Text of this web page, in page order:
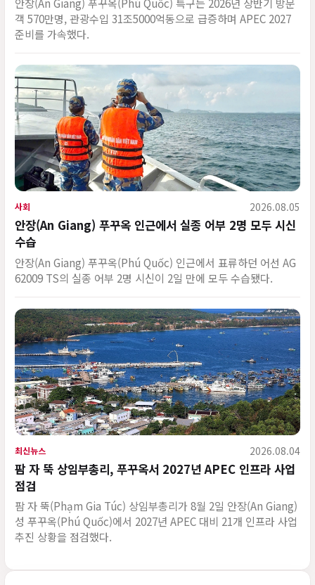
객 570만명, 관광수입 31조5000억동으로 급증하며 APEC 2027
준비를 가속했다.
사회 2026.08.05
안장(An Giang) 푸꾸옥 인근에서 실종 어부 2명 모두 시신
수습
안장(An Giang) 푸꾸옥(Phú Quốc) 인근에서 표류하던 어선 AG
62009 TS의 실종 어부 2명 시신이 2일 만에 모두 수습됐다.
최신뉴스 2026.08.04
팜 자 뚝 상임부총리, 푸꾸옥서 2027년 APEC 인프라 사업
점검
팜 자 뚝(Phạm Gia Túc) 상임부총리가 8월 2일 안장(An Giang)
성 푸꾸옥(Phú Quốc)에서 2027년 APEC 대비 21개 인프라 사업
추진 상황을 점검했다.